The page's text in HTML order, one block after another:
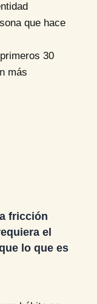
que hace
30
más
fricción
el
lo que es